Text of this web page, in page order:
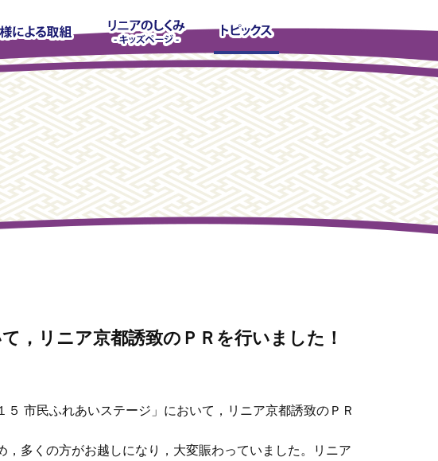
，リニア京都誘致のＰＲを行いました！
市民ふれあいステージ」において，リニア京都誘致のＰＲ
多くの方がお越しになり，大変賑わっていました。リニア